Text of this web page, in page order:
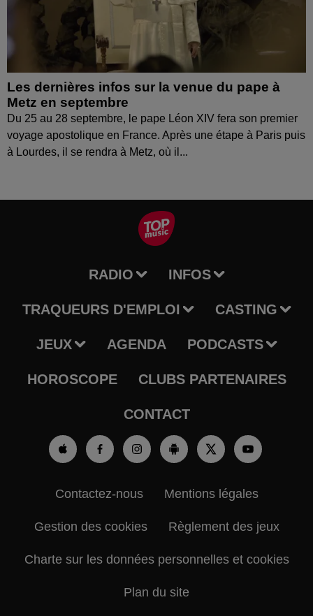
Les dernières infos sur la venue du pape à
Metz en septembre
Du 25 au 28 septembre, le pape Léon XIV fera son premier
voyage apostolique en France. Après une étape à Paris puis
à Lourdes, il se rendra à Metz, où il...
RADIO INFOS
TRAQUEURS D'EMPLOI CASTING
JEUX AGENDA PODCASTS
HOROSCOPE CLUBS PARTENAIRES
CONTACT
Contactez-nous Mentions légales
Gestion des cookies Règlement des jeux
Charte sur les données personnelles et cookies
Plan du site